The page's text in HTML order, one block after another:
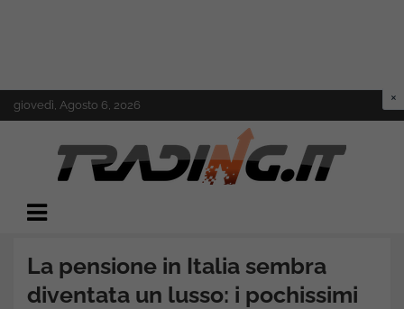
Skip
to
giovedì, Agosto 6, 2026
Trading.it
La pensione in Italia sembra
diventata un lusso: i pochissimi